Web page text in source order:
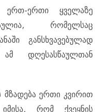
ერთ-ერთი ყველაზე
რომელსაც
განსხვავებულად
ამ დღესასწაულთან
მზადება ერთი კვირით
რომ ქვეყნის